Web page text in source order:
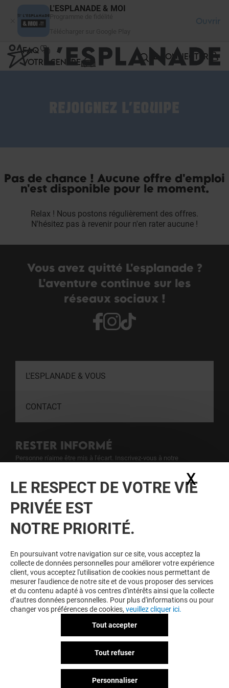
L'ESPLANADE & MOI
Ouvrir
FAQ
VOTRE CENTRE
SE CONNECTER
Pas de chance ! Aucune offre d'emploi
n'est disponible pour le moment.
Relax ! Nous postons régulièrement des offres.
N'hésitez pas à revenir pour n'en rater aucune !
Vous avez quitté L'esplanade ?
L'aventure continue sur les
réseaux sociaux !
L'ESPLANADE & VOUS
CONTACT
RESTER INFORMÉ
Personne n'aime être mis à l'écart. Inscrivez-vous à notre
Voir notre politique de protection des
données personelles.
FIDELE
Devenez membre de L'esplanade pour bénéficier
d'avantages, d'offres et de services exclusifs dans
votre Centre Commercial L'esplanade et chez nos
partenaires.
Règlement Intérieur
Panneau de gestion des cookies
LE RESPECT DE VOTRE VIE
PRIVÉE EST
NOTRE PRIORITÉ.
En poursuivant votre navigation sur ce site, vous acceptez la
collecte de données personnelles pour améliorer votre expérience
client, vous acceptez l'utilisation de cookies nous permettant de
mesurer l'audience de notre site et de vous proposer des services
et du contenu adapté à vos centres d'intérêts ainsi que la collecte
d’autres données personnelles. Pour plus d'informations ou pour
changer vos préférences de cookies, veuillez cliquer ici.
Tout accepter
Tout refuser
Personnaliser
X